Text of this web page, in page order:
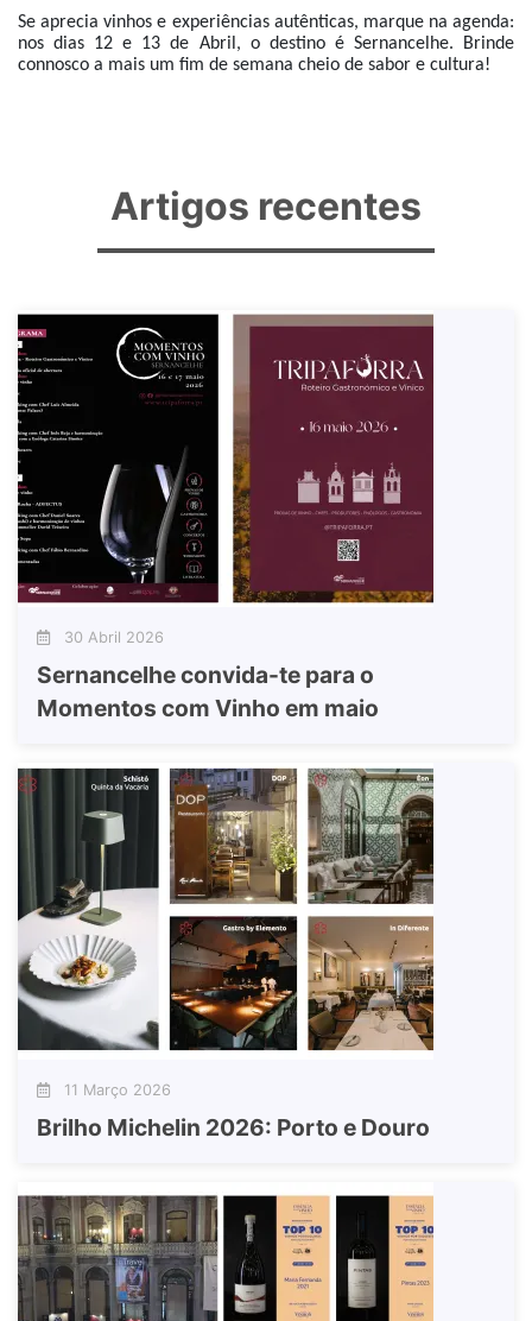
Se aprecia vinhos e experiências autênticas, marque na agenda:
nos dias 12 e 13 de Abril, o destino é Sernancelhe. Brinde
connosco a mais um fim de semana cheio de sabor e cultura!
Artigos recentes
30 Abril 2026
Sernancelhe convida-te para o
Momentos com Vinho em maio
11 Março 2026
Brilho Michelin 2026: Porto e Douro